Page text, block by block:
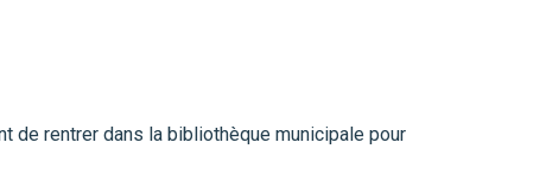
de rentrer dans la bibliothèque municipale pour